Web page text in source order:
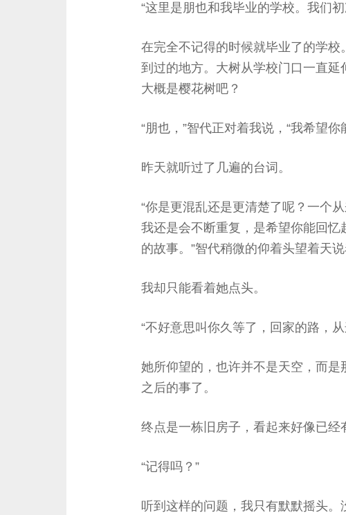
“这里是朋也和我毕业的学校。我们
在完全不记得的时候就毕业了的学
到过的地方。大树从学校门口一直
大概是樱花树吧？
“朋也，”智代正对着我说，“我希望你
昨天就听过了几遍的台词。
“你是更混乱还是更清楚了呢？一个
我还是会不断重复，是希望你能回
的故事。”智代稍微的仰着头望着天说
我却只能看着她点头。
“不好意思叫你久等了，回家的路，从
她所仰望的，也许并不是天空，而
之后的事了。
终点是一栋旧房子，看起来好像已经
“记得吗？”
听到这样的问题，我只有默默摇头